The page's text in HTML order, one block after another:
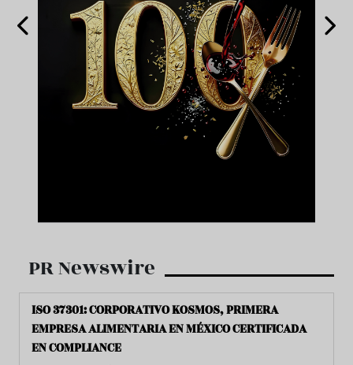
PR Newswire
ISO 37301: CORPORATIVO KOSMOS, PRIMERA
EMPRESA ALIMENTARIA EN MÉXICO CERTIFICADA
EN COMPLIANCE